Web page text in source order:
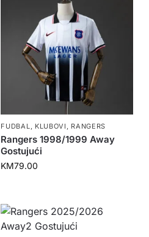
FUDBAL, KLUBOVI , RANGERS
Rangers 1998/1999 Away
Gostujući
KM79.00